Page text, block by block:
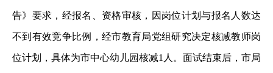
告》要求，经报名、资格审核，因岗位计划与报名人数达
不到有效竞争比例，经市教育局党组研究决定核减教师岗
位计划，具体为市中心幼儿园核减1人。面试结束后，市局